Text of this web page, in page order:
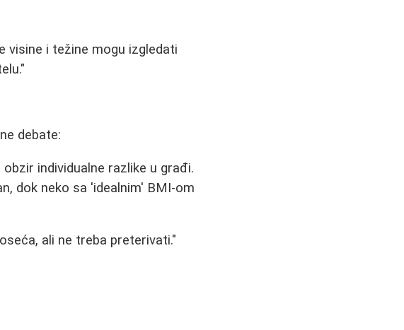
visine i težine mogu izgledati
debate:
individualne razlike u građi.
dok neko sa 'idealnim' BMI-om
ali ne treba preterivati."